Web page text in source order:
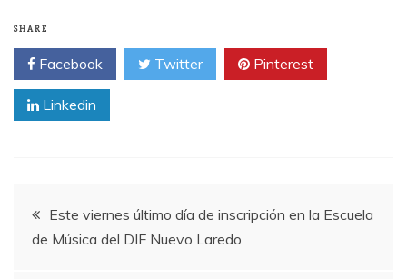
SHARE
Facebook Twitter Pinterest
Linkedin
PostEste viernes último día de inscripción en la Escuela
de Música del DIF Nuevo Laredo